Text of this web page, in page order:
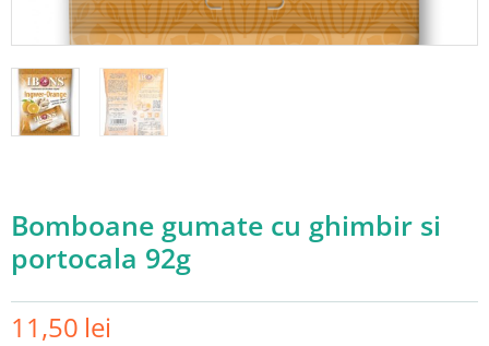
Bomboane gumate cu ghimbir si
portocala 92g
11,50 lei